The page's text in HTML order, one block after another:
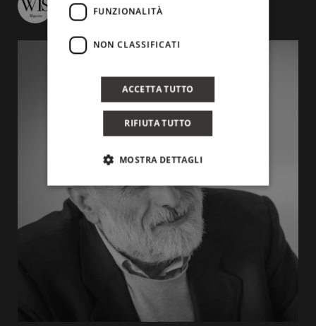
wineinsicilyFUNZIONALITÀ
NON CLASSIFICATI
ACCETTA TUTTO
RIFIUTA TUTTO
MOSTRA DETTAGLI